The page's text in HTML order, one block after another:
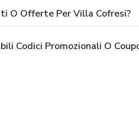
O Offerte Per Villa Cofresi?
Codici Promozionali O